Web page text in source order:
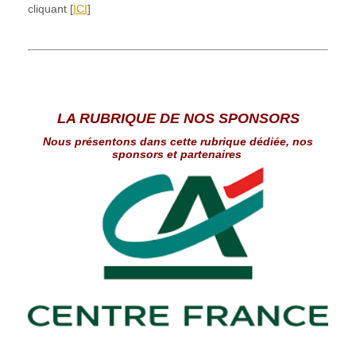
cliquant [ICI]
LA RUBRIQUE DE NOS SPONSORS
Nous présentons dans cette rubrique dédiée, nos
sponsors et partenaires